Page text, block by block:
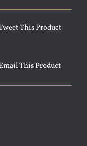
This Product
This Product